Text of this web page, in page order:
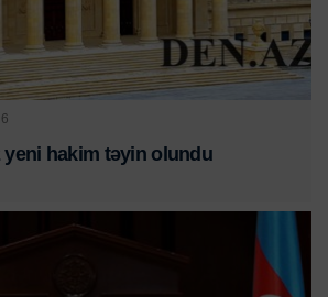
yeni hakim təyin olundu